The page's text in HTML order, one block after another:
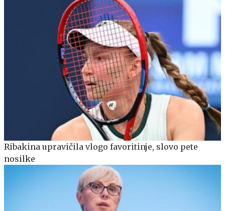
Ribakina upravičila vlogo favoritinje, slovo pete
nosilke